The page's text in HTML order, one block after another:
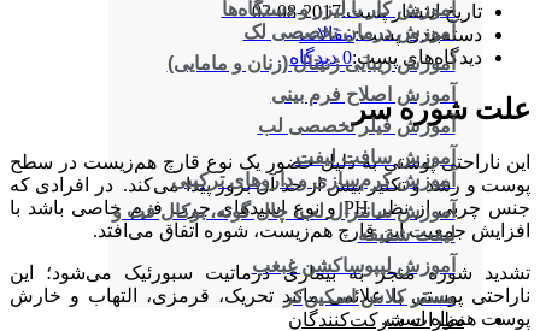
آموزش کار با لیزر و دستگاه‌ها
آموزش درمان تخصصی لک
آموزش زیبایی ژنیتال (زنان و مامایی)
آموزش اصلاح فرم بینی
آموزش فیلر تخصصی لب
آموزش سافت لیفت
آموزش کرم‌سازی و داروهای ترکیبی
آموزش سانترال لب، چال گونه، بوکال فت و
لیفت شقیقه
آموزش لیپوساکشن غبغب
مستر کلاس اسکین‌کر
نظرات شرکت‌کنندگان
تاریخ انتشار پست:2017-08-02
دسته‌بندی پست:مقالات
دیدگاه‌های پست:0 دیدگاه
علت شوره سر
این ناراحتی پوستی به دلیل حضور یک نوع قارچ هم‌زیست در سطح
پوست و رشد و تکثیر بیش از حد آن بروز پیدا می‌کند. در افرادی که
جنس چربی از نظر PH و نوع اسیدهای چرب فرم خاصی باشد با
افزایش جمعیت این قارچ هم‌زیست، شوره اتفاق می‌افتد.
تشدید شوره منجر به بیماری درماتیت سبورئیک می‌شود؛ این
ناراحتی پوستی با علائمی مانند تحریک، قرمزی، التهاب و خارش
پوست همراه است.